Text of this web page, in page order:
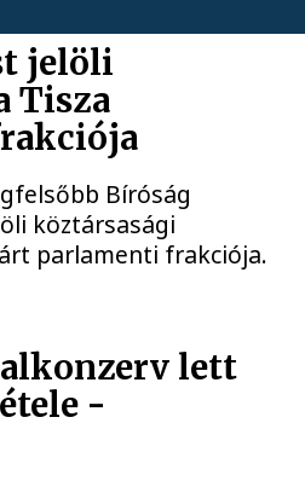
jelöli
Tisza
Bíróság
köztársasági
parlamenti frakciója.
lett
-